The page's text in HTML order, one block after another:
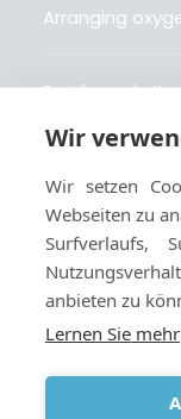
Arranging
Fait livrer de
Gestiona la
mundo
Wir
Wir setzen
Webseiten zu
Surfverlaufs,
anbieten zu
Lernen Sie mehr